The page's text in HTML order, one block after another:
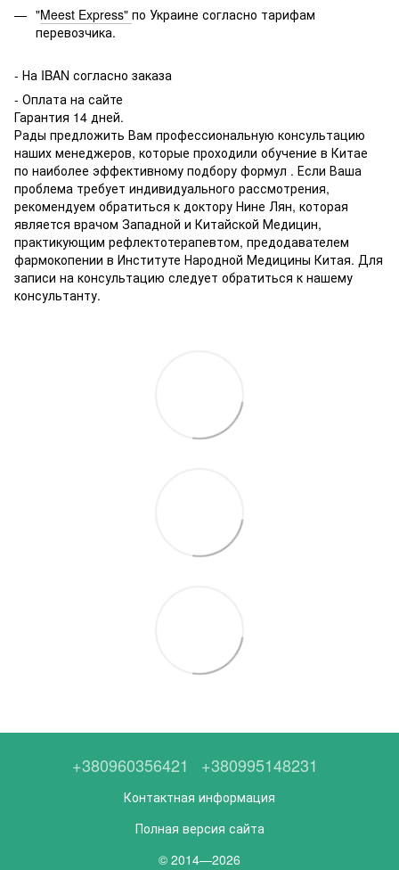
"Meest Express" по Украине согласно тарифам
перевозчика.
- На IBAN согласно заказа
- Оплата на сайте
Гарантия 14 дней.
Рады предложить Вам профессиональную консультацию
наших менеджеров, которые проходили обучение в Китае
по наиболее эффективному подбору формул . Если Ваша
проблема требует индивидуального рассмотрения,
рекомендуем обратиться к доктору Нине Лян, которая
является врачом Западной и Китайской Медицин,
практикующим рефлектотерапевтом, предодавателем
фармокопении в Институте Народной Медицины Китая. Для
записи на консультацию следует обратиться к нашему
консультанту.
+380960356421 +380995148231
Контактная информация
Полная версия сайта
© 2014—2026